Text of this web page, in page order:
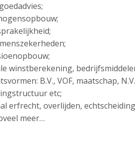
winstberekening,
B.V., VOF, maatschap,
etc;
erfrecht, overlijden,
meer…